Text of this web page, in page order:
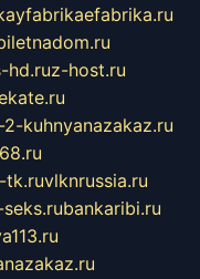
hd.ruz-host.ru
kuhnyanazakaz.ru
tk.ruvlknrussia.ru
bankaribi.ru